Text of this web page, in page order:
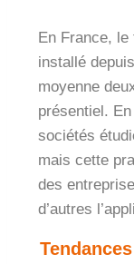
En France, le
installé
moyenne
présentiel.
sociétés
mais cette
des
d’autres